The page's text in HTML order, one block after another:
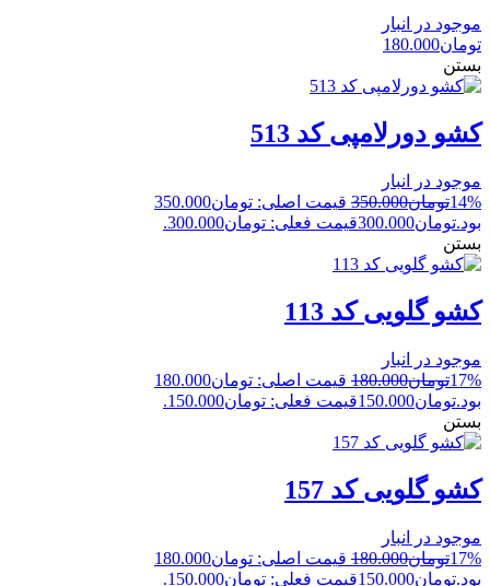
موجود در انبار
تومان180.000
بستن
کشو دورلامپی کد 513
موجود در انبار
14%تومان350.000
قیمت اصلی: تومان350.000
بود.تومان300.000قیمت فعلی: تومان300.000.
بستن
کشو گلویی کد 113
موجود در انبار
17%تومان180.000
قیمت اصلی: تومان180.000
بود.تومان150.000قیمت فعلی: تومان150.000.
بستن
کشو گلویی کد 157
موجود در انبار
17%تومان180.000
قیمت اصلی: تومان180.000
بود.تومان150.000قیمت فعلی: تومان150.000.